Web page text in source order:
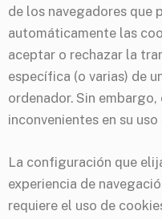
de los navegadores que
automáticamente las
aceptar o rechazar la
específica (o varias) de
ordenador. Sin
inconvenientes en su
La configuración que
experiencia de
requiere el uso de